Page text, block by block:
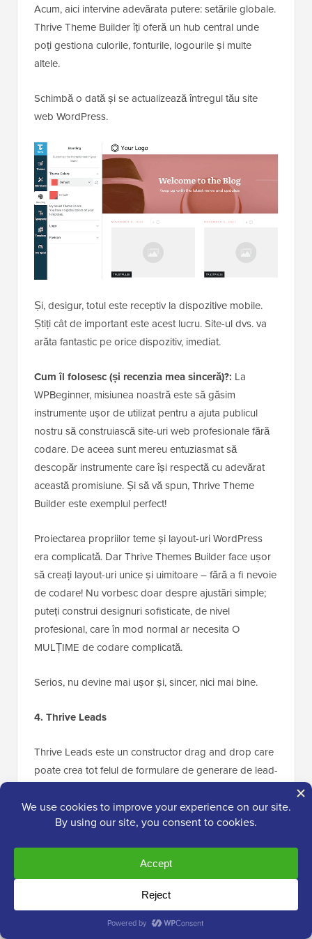
Acum, aici intervine adevărata putere: setările globale.
Thrive Theme Builder îți oferă un hub central unde
poți gestiona culorile, fonturile, logourile și multe
altele.
Schimbă o dată și se actualizează întregul tău site
web WordPress.
Și, desigur, totul este receptiv la dispozitive mobile.
Știți cât de important este acest lucru. Site-ul dvs. va
arăta fantastic pe orice dispozitiv, imediat.
Cum îl folosesc (și recenzia mea sinceră)?: La
WPBeginner, misiunea noastră este să găsim
instrumente ușor de utilizat pentru a ajuta publicul
nostru să construiască site-uri web profesionale fără
codare. De aceea sunt mereu entuziasmat să
descopăr instrumente care își respectă cu adevărat
această promisiune. Și să vă spun, Thrive Theme
Builder este exemplul perfect!
Proiectarea propriilor teme și layout-uri WordPress
era complicată. Dar Thrive Themes Builder face ușor
să creați layout-uri unice și uimitoare – fără a fi nevoie
de codare! Nu vorbesc doar despre ajustări simple;
puteți construi designuri sofisticate, de nivel
profesional, care în mod normal ar necesita O
MULȚIME de codare complicată.
Serios, nu devine mai ușor și, sincer, nici mai bine.
4. Thrive Leads
Thrive Leads este un constructor drag and drop care
poate crea tot felul de formulare de generare de lead-